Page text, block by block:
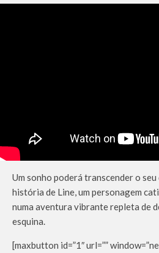
Um sonho poderá transcender o
história de Line, um personagem
numa aventura vibrante repleta de
esquina.
[maxbutton id=”1″ url=””